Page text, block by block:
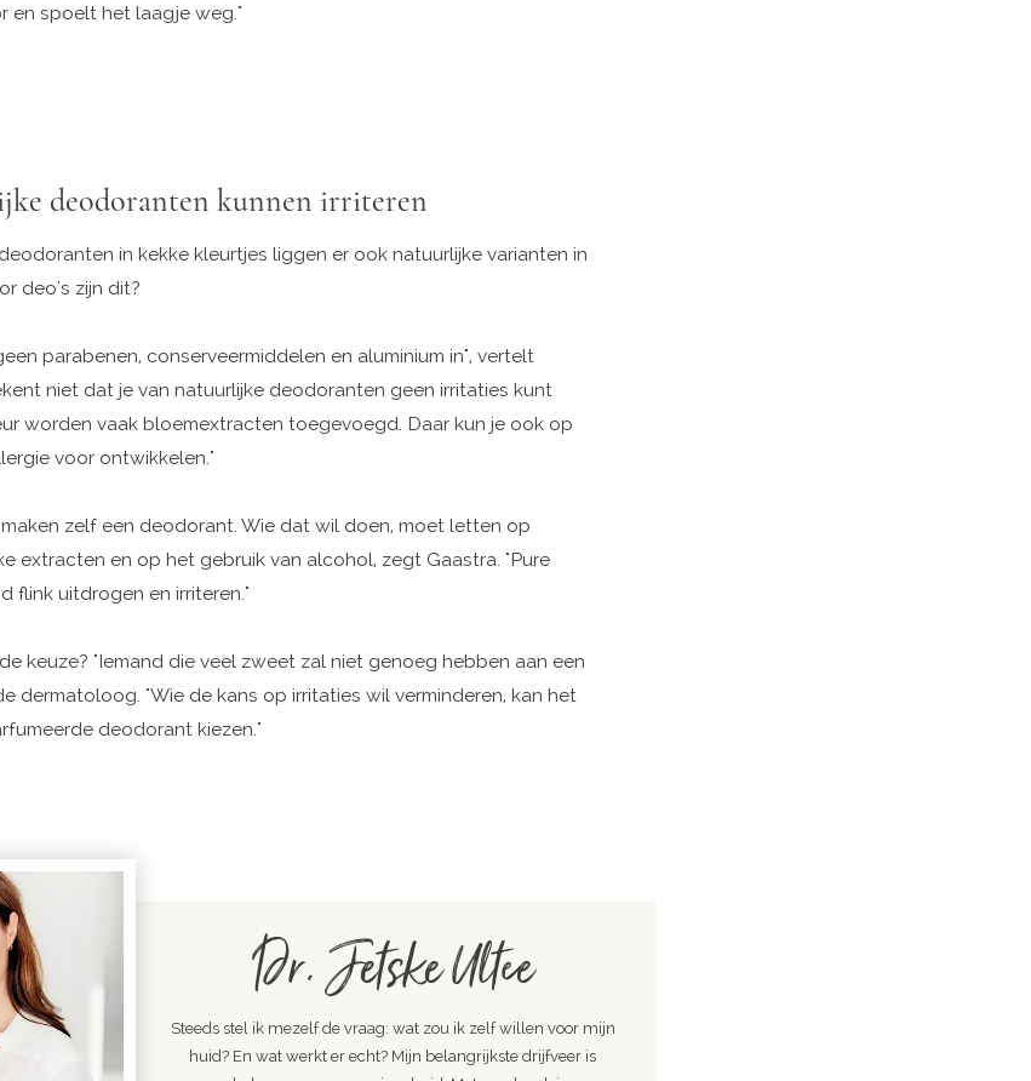
en spoelt het laagje weg."
deodoranten kunnen irriteren
in kekke kleurtjes liggen er ook natuurlijke varianten in
deo's zijn dit?
parabenen, conserveermiddelen en aluminium in", vertelt
niet dat je van natuurlijke deodoranten geen irritaties kunt
worden vaak bloemextracten toegevoegd. Daar kun je ook op
voor ontwikkelen."
zelf een deodorant. Wie dat wil doen, moet letten op
extracten en op het gebruik van alcohol, zegt Gaastra. "Pure
flink uitdrogen en irriteren."
keuze? "Iemand die veel zweet zal niet genoeg hebben aan een
dermatoloog. "Wie de kans op irritaties wil verminderen, kan het
deodorant kiezen."
Dr. Jetske Ultee
Steeds stel ik mezelf de vraag: wat zou ik zelf willen voor mijn
huid? En wat werkt er echt? Mijn belangrijkste drijfveer is